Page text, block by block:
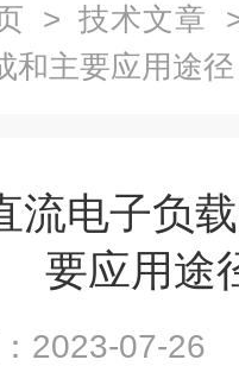
> 技术文章
和主要应用途径
流电子负
要应用途
：2023-07-